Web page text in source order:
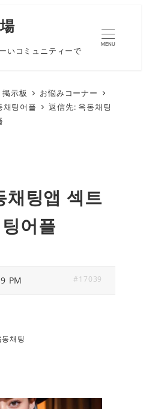
いコミュニティーで
MENU
示板
お悩みコーナー
채팅어플
返信先: 옥동채팅
채팅앱 섹트
어플
PM #17039
채팅